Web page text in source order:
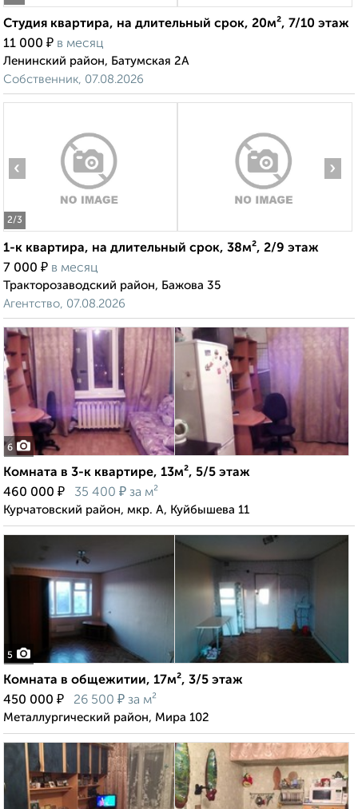
Студия квартира, на длительный срок, 20м², 7/10 этаж
11 000 ₽ в месяц
Ленинский район, Батумская 2А
Собственник, 07.08.2026
2/3
‹ ›
1-к квартира, на длительный срок, 38м², 2/9 этаж
7 000 ₽ в месяц
Тракторозаводский район, Бажова 35
Агентство, 07.08.2026
6
Комната в 3-к квартире, 13м², 5/5 этаж
460 000 ₽ 35 400 ₽ за м²
Курчатовский район, мкр. А, Куйбышева 11
5
Комната в общежитии, 17м², 3/5 этаж
450 000 ₽ 26 500 ₽ за м²
Металлургический район, Мира 102